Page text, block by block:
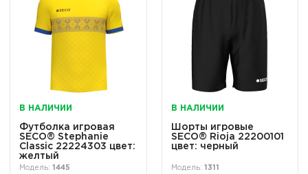
В НАЛИЧИИ
Футболка игровая
SECO® Stephanie
Classic 22224303 цвет:
желтый
1445
В НАЛИЧИИ
Шорты игровые
SECO® Rioja 22200101
цвет: черный
1311